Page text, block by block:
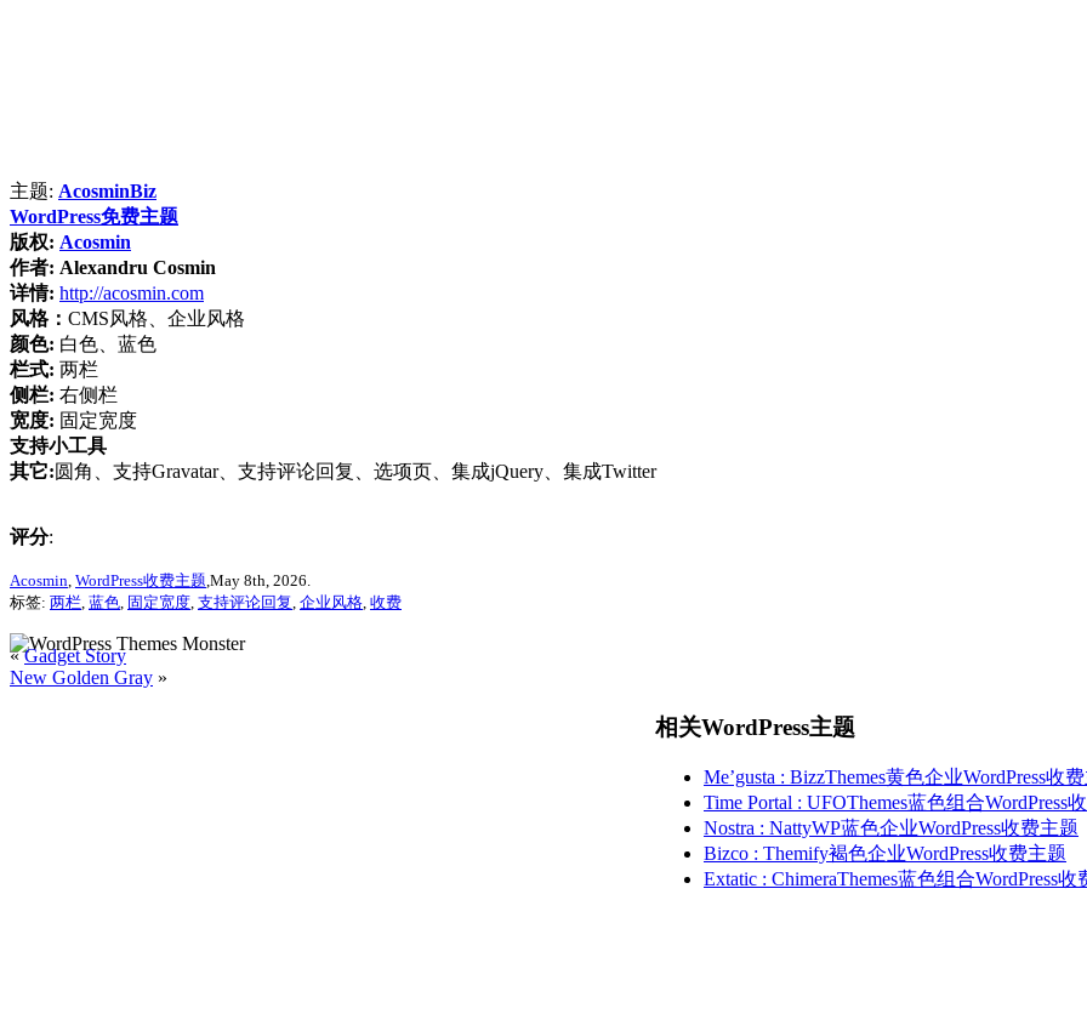
主题: AcosminBiz
WordPress免费主题
版权: Acosmin
作者: Alexandru Cosmin
详情: http://acosmin.com
风格： CMS风格、企业风格
颜色: 白色、蓝色
栏式: 两栏
侧栏: 右侧栏
宽度: 固定宽度
支持小工具
其它:圆角、支持Gravatar、支持评论回复、选项页、集成jQuery、集成Twitter
评分:
Acosmin WordPress收费主题 ,May 8th, 2026.
标签: 两栏 蓝色 固定宽度 支持评论回复 企业风格 收费
«Gadget Story
New Golden Gray »
相关WordPress主题
Me’gusta : BizzThemes黄色企业WordPress收
Time Portal : UFOThemes蓝色组合WordPress
Nostra : NattyWP蓝色企业WordPress收费主题
Bizco : Themify褐色企业WordPress收费主题
Extatic : ChimeraThemes蓝色组合WordPress收